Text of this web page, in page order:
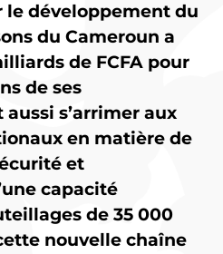
développement du
du Cameroun a
de FCFA pour
de ses
s’arrimer aux
en matière de
et
capacité
de 35 000
nouvelle chaîne